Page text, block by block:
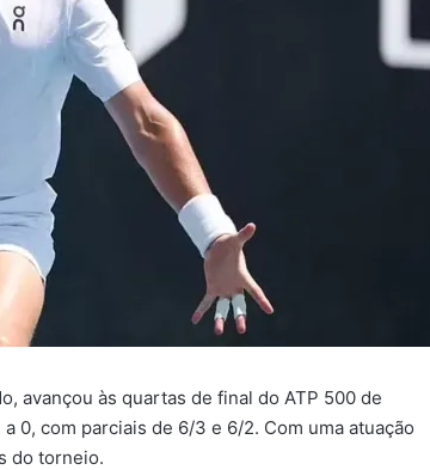
avançou às quartas de final do ATP 500 de
0, com parciais de 6/3 e 6/2. Com uma atuação
do torneio.